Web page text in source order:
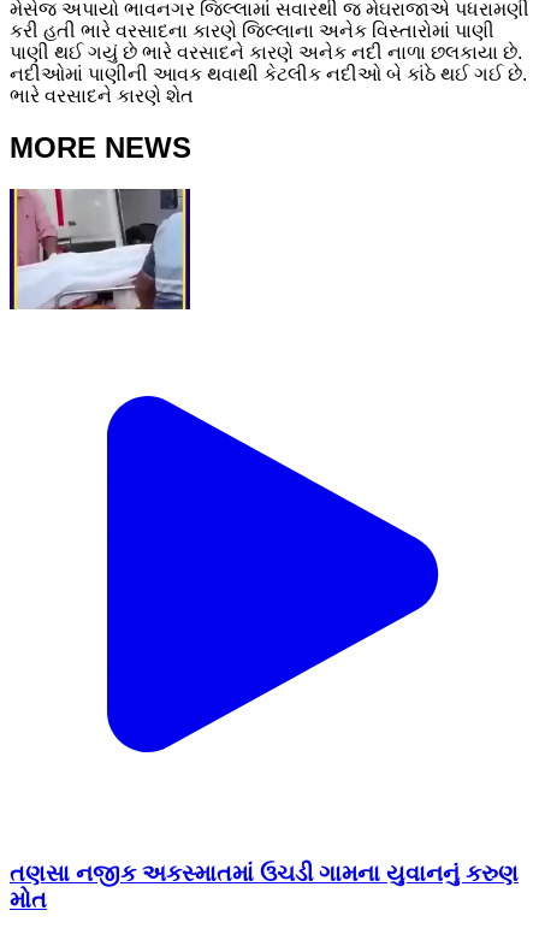
મેસેજ અપાયો ભાવનગર જિલ્લામાં સવારથી જ મેઘરાજાએ પધરામણી
કરી હતી ભારે વરસાદના કારણે જિલ્લાના અનેક વિસ્તારોમાં પાણી
પાણી થઈ ગયું છે ભારે વરસાદને કારણે અનેક નદી નાળા છલકાયા છે.
નદીઓમાં પાણીની આવક થવાથી કેટલીક નદીઓ બે કાંઠે થઈ ગઈ છે.
ભારે વરસાદને કારણે શેત
MORE NEWS
તણસા નજીક અકસ્માતમાં ઉચડી ગામના યુવાનનું કરુણ
મોત